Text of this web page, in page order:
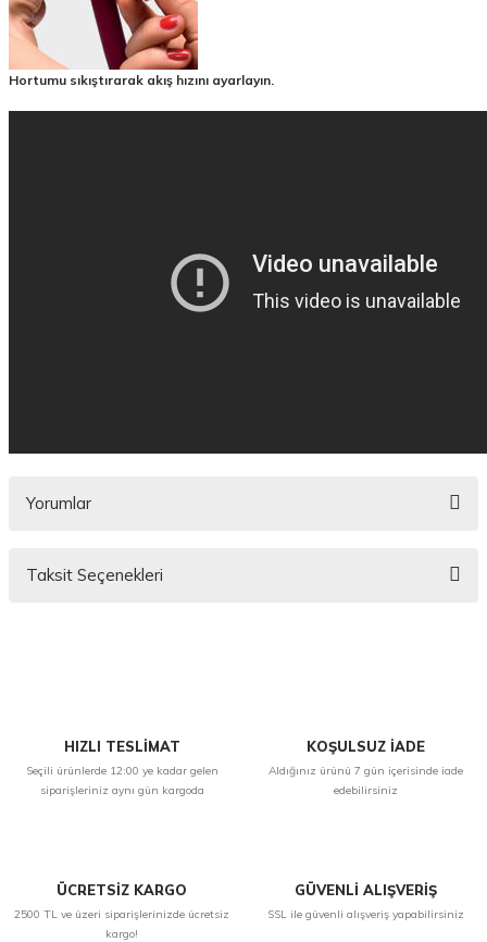
Hortumu sıkıştırarak akış hızını ayarlayın.
Yorumlar
Taksit Seçenekleri
HIZLI TESLİMAT
Seçili ürünlerde 12:00 ye kadar gelen
siparişleriniz aynı gün kargoda
KOŞULSUZ İADE
Aldığınız ürünü 7 gün içerisinde iade
edebilirsiniz
ÜCRETSİZ KARGO
2500 TL ve üzeri siparişlerinizde ücretsiz
kargo!
GÜVENLİ ALIŞVERİŞ
SSL ile güvenli alışveriş yapabilirsiniz